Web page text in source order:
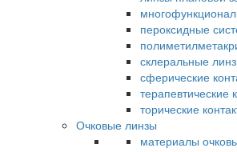
пероксидные
склеральные
сферические
терапевтические
торические
Очковые линзы
материалы